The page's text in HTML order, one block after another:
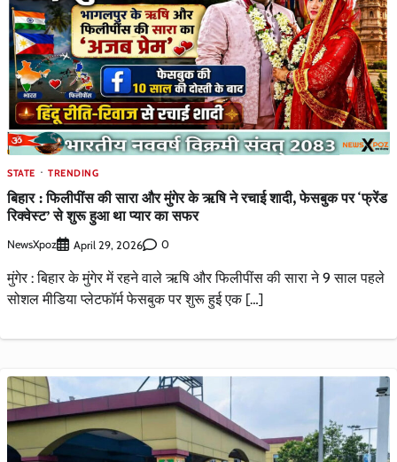
STATE TRENDING
बिहार : फिलीपींस की सारा और मुंगेर के ऋषि ने रचाई शादी, फेसबुक पर ‘फ्रेंड
रिक्वेस्ट’ से शुरू हुआ था प्यार का सफर
NewsXpoz April 29, 2026 0
मुंगेर : बिहार के मुंगेर में रहने वाले ऋषि और फिलीपींस की सारा ने 9 साल पहले
सोशल मीडिया प्लेटफॉर्म फेसबुक पर शुरू हुई एक […]